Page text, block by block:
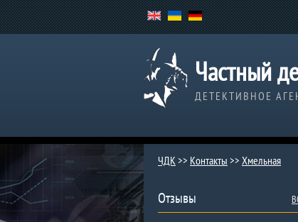
Частный
ДЕТЕКТИВНОЕ
ЧДК>> Контакты >> Хмельная
Отзывы